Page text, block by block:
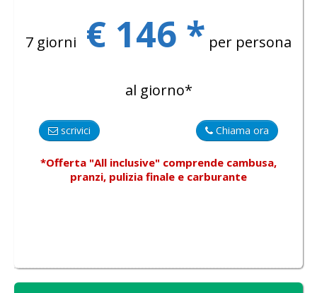
7 giorni € 146 * per persona
al giorno*
Chiama ora
scrivici
*Offerta "All inclusive" comprende cambusa,
pranzi, pulizia finale e carburante